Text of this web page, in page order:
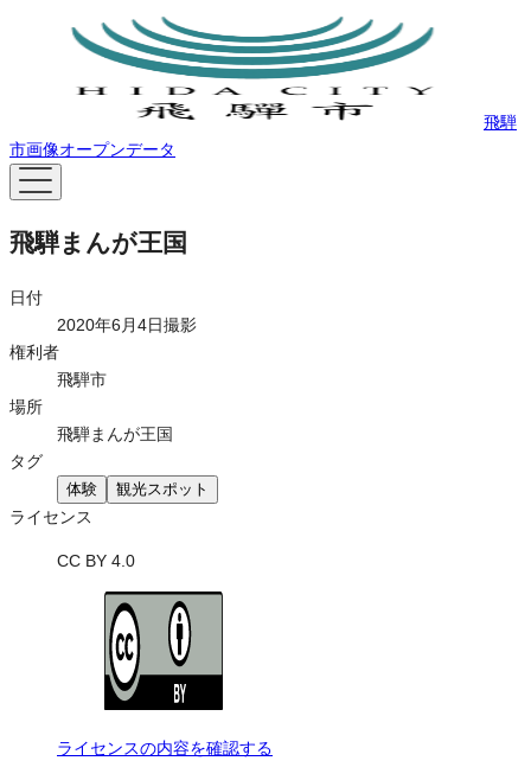
飛騨
市画像オープンデータ
飛騨まんが王国
日付
2020年6月4日撮影
権利者
飛騨市
場所
飛騨まんが王国
タグ
体験 観光スポット
ライセンス
CC BY 4.0
ライセンスの内容を確認する